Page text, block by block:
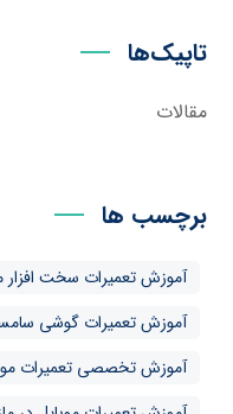
تاپیک‌ها
مقالات
برچسب ها
آموزش تعمیرات سخت افزار
آموزش تعمیرات گوشی
آموزش تخصصی تعمیرات